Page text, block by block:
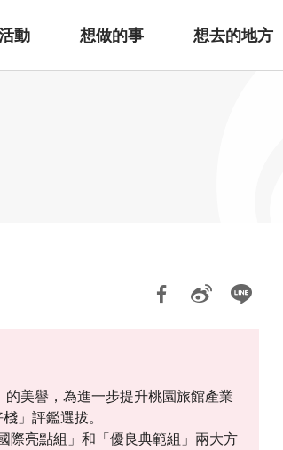
動 想做的事 想去的地方
美譽，為進一步提升桃園旅館產業
」評鑑選拔。
際亮點組」和「優良典範組」兩大方